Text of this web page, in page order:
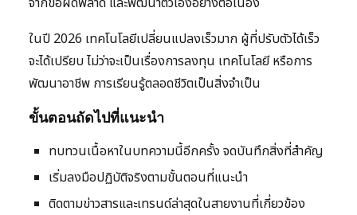
ในปี 2026 เทคโนโลยีเปลี่ยนแปลงเร็วมาก ผู้ที่ปรับตัวได้เร็ว
จะได้เปรียบ ไม่ว่าจะเป็นเรื่องการลงทุน เทคโนโลยี หรือการ
พัฒนาอาชีพ การเรียนรู้ตลอดชีวิตเป็นสิ่งจำเป็น
ขั้นตอนถัดไปที่แนะนำ
ทบทวนเนื้อหาในบทความนี้อีกครั้ง จดบันทึกสิ่งที่สำคัญ
เริ่มลงมือปฏิบัติจริงตามขั้นตอนที่แนะนำ
ติดตามข่าวสารและเทรนด์ล่าสุดในสายงานที่เกี่ยวข้อง